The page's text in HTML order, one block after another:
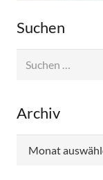
Suchen
Archiv